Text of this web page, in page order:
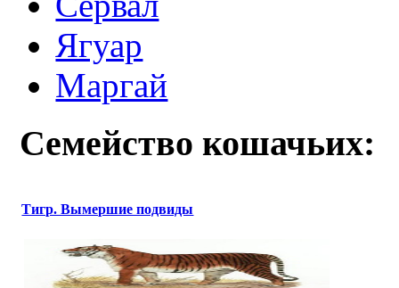
Ягуар
Маргай
Семейство кошачьих:
Тигр. Вымершие подвиды